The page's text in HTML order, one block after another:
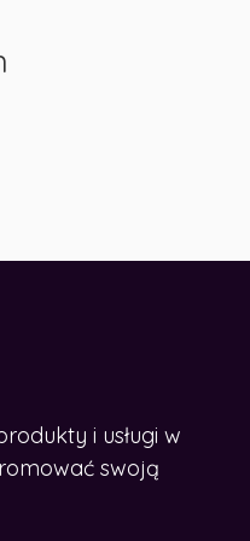
i usługi w
swoją